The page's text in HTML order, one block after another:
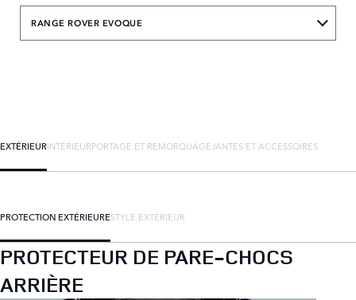
RANGE ROVER EVOQUE
EXTÉRIEURINTÉRIEURPORTAGE ET REMORQUAGEJANTES ET ACCESSOIRES
PROTECTION EXTÉRIEURESTYLE EXTÉRIEUR
PROTECTEUR DE PARE-CHOCS
ARRIÈRE